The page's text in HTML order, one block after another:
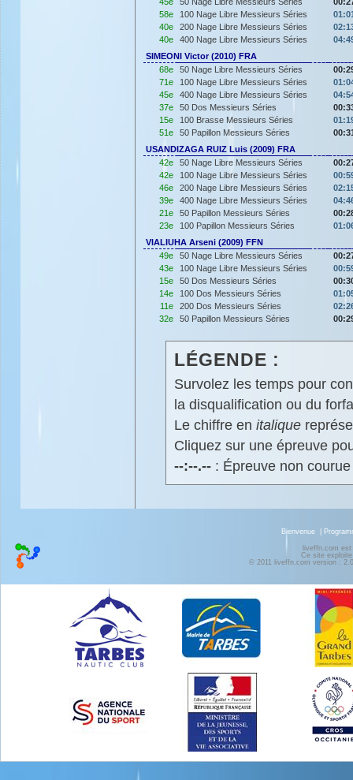
58e
100 Nage Libre Messieurs Séries
40e
200 Nage Libre Messieurs Séries
40e
400 Nage Libre Messieurs Séries
SIMEONI Victor (2010) FRA
68e
50 Nage Libre Messieurs Séries
71e
100 Nage Libre Messieurs Séries
45e
400 Nage Libre Messieurs Séries
37e
50 Dos Messieurs Séries
15e
100 Brasse Messieurs Séries
51e
50 Papillon Messieurs Séries
USANDIZAGA RUIZ Luis (2009) FRA
42e
50 Nage Libre Messieurs Séries
42e
100 Nage Libre Messieurs Séries
46e
200 Nage Libre Messieurs Séries
39e
400 Nage Libre Messieurs Séries
21e
50 Papillon Messieurs Séries
23e
100 Papillon Messieurs Séries
VIALIUHA Arseni (2009) FFN
49e
50 Nage Libre Messieurs Séries
43e
100 Nage Libre Messieurs Séries
15e
50 Dos Messieurs Séries
14e
100 Dos Messieurs Séries
11e
200 Dos Messieurs Séries
32e
50 Papillon Messieurs Séries
LÉGENDE :
Survolez les temps pour
la disqualification ou du
Le chiffre en italique
Cliquez sur une épreuve
--:--.--: Épreuve non
Bienvenue
liveffn.com
Ce site
© 2011 liveffn.com version :